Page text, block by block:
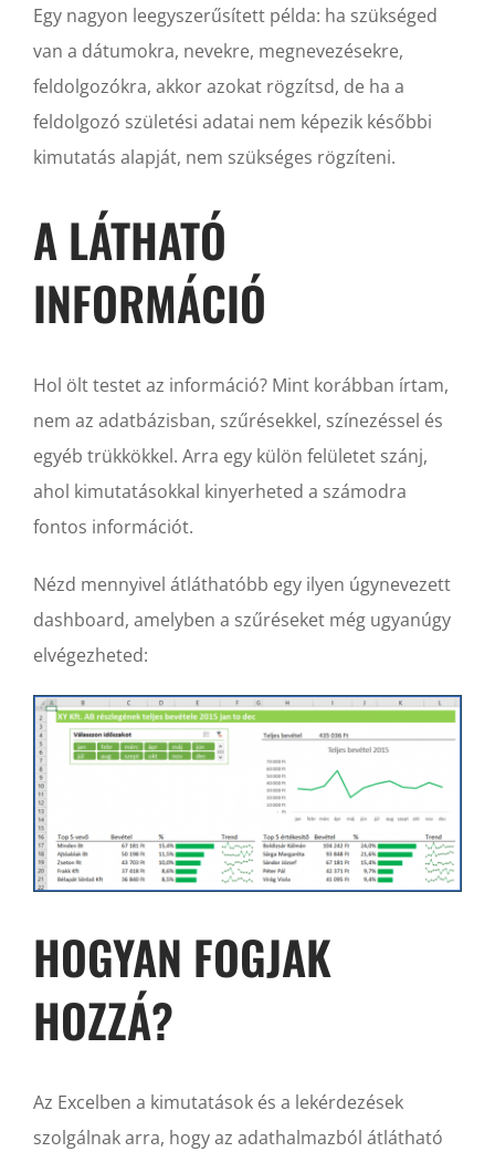
Egy nagyon leegyszerűsített példa: ha szükséged
van a dátumokra, nevekre, megnevezésekre,
feldolgozókra, akkor azokat rögzítsd, de ha a
feldolgozó születési adatai nem képezik későbbi
kimutatás alapját, nem szükséges rögzíteni.
A LÁTHATÓ
INFORMÁCIÓ
Hol ölt testet az információ? Mint korábban írtam,
nem az adatbázisban, szűrésekkel, színezéssel és
egyéb trükkökkel. Arra egy külön felületet szánj,
ahol kimutatásokkal kinyerheted a számodra
fontos információt.
Nézd mennyivel átláthatóbb egy ilyen úgynevezett
dashboard, amelyben a szűréseket még ugyanúgy
elvégezheted:
HOGYAN FOGJAK
HOZZÁ?
Az Excelben a kimutatások és a lekérdezések
szolgálnak arra, hogy az adathalmazból átlátható